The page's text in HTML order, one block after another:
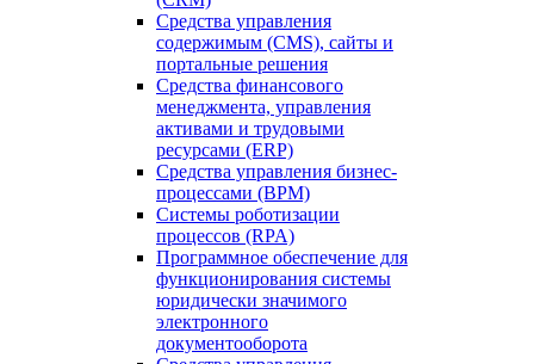
Средства управления
содержимым (CMS), сайты и
портальные решения
Средства финансового
менеджмента, управления
активами и трудовыми
ресурсами (ERP)
Средства управления бизнес-
процессами (BPM)
Системы роботизации
процессов (RPA)
Программное обеспечение для
функционирования системы
юридически значимого
электронного
документооборота